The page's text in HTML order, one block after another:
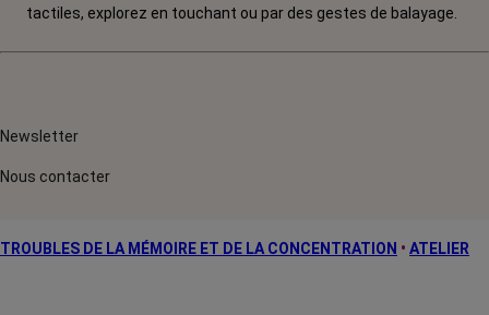
tactiles, explorez en touchant ou par des gestes de balayage.
Newsletter
Nous contacter
TROUBLES DE LA MÉMOIRE ET DE LA CONCENTRATION • ATELIER